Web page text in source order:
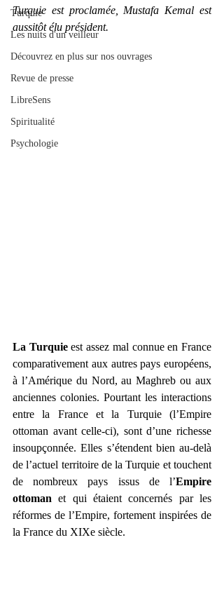
Turquie
Les nuits d'un veilleur
Découvrez en plus sur nos ouvrages
Revue de presse
LibreSens
Spiritualité
Psychologie
Turquie est proclamée, Mustafa Kemal est
aussitôt élu président.
La Turquie est assez mal connue en France
comparativement aux autres pays européens,
à l’Amérique du Nord, au Maghreb ou aux
anciennes colonies. Pourtant les interactions
entre la France et la Turquie (l’Empire
ottoman avant celle-ci), sont d’une richesse
insoupçonnée. Elles s’étendent bien au-delà
de l’actuel territoire de la Turquie et touchent
de nombreux pays issus de l’Empire
ottoman et qui étaient concernés par les
réformes de l’Empire, fortement inspirées de
la France du XIXe siècle.